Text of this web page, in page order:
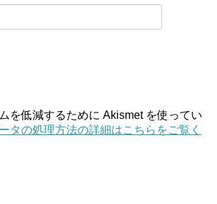
を低減するために Akismet を使ってい
タの処理方法の詳細はこちらをご覧く